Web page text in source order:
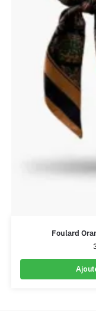
Foulard